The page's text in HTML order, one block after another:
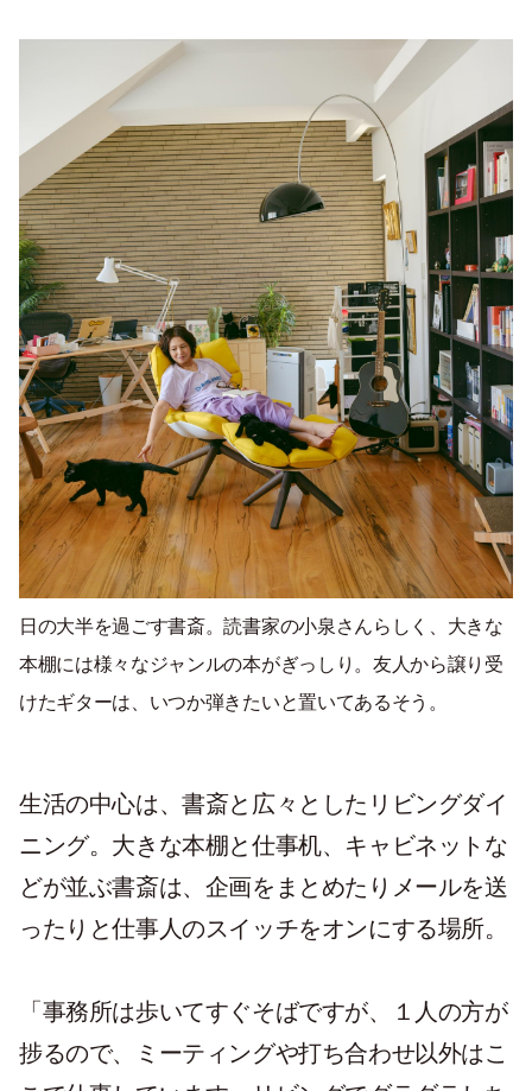
日の大半を過ごす書斎。読書家の小泉さんらしく、大きな
本棚には様々なジャンルの本がぎっしり。友人から譲り受
けたギターは、いつか弾きたいと置いてあるそう。
生活の中心は、書斎と広々としたリビングダイ
ニング。大きな本棚と仕事机、キャビネットな
どが並ぶ書斎は、企画をまとめたりメールを送
ったりと仕事人のスイッチをオンにする場所。
「事務所は歩いてすぐそばですが、１人の方が
捗るので、ミーティングや打ち合わせ以外はこ